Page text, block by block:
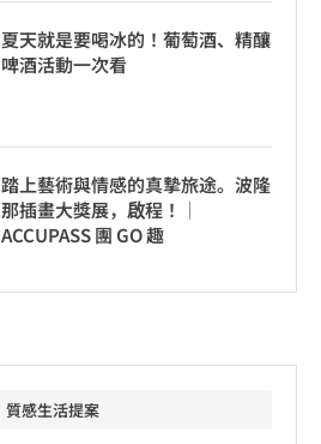
夏天就是要喝冰的！葡萄酒、精釀
啤酒活動一次看
踏上藝術與情感的真摯旅途。波隆
那插畫大獎展，啟程！│
ACCUPASS 團 GO 趣
質感生活提案